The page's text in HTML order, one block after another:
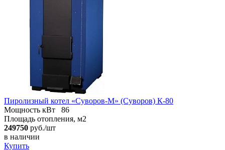
Пиролизный котел «Суворов-М» (Суворов) К-80
Мощность кВт
86
Площадь отопления, м2
249750 руб./шт
в наличии
Купить